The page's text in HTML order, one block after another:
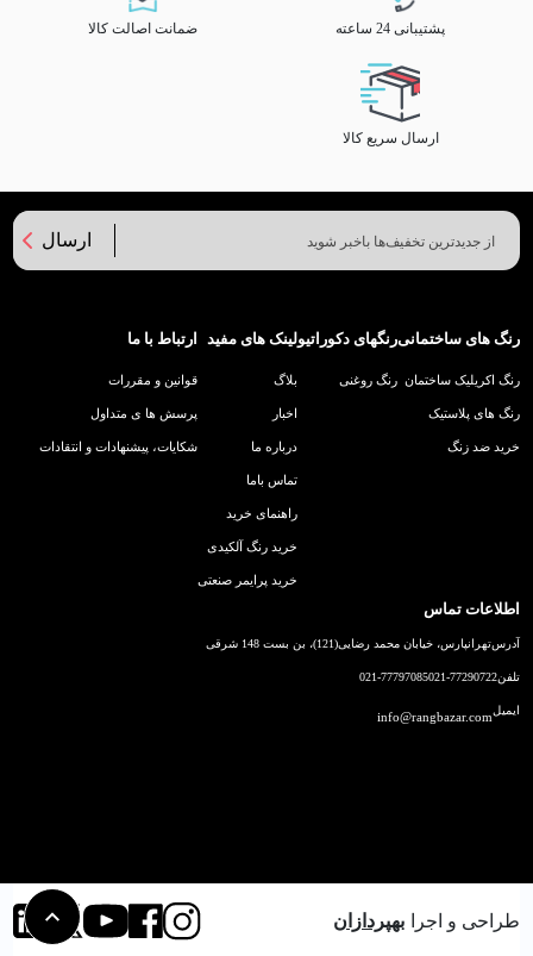
پشتیبانی 24 ساعته ضمانت اصالت کالا
ارسال سریع کالا
ارسال
رنگ های ساختمانی
رنگ اکریلیک ساختمان
رنگ های پلاستیک
خرید ضد زنگ
رنگهای دکوراتیو
رنگ روغنی
لینک های مفید
بلاگ
اخبار
درباره ما
تماس باما
راهنمای خرید
خرید رنگ آلکیدی
خرید پرایمر صنعتی
ارتباط با ما
قوانین و مقررات
پرسش ها ی متداول
شکایات، پیشنهادات و انتقادات
اطلاعات تماس
آدرستهرانپارس، خیابان محمد رضایی(121)، بن بست 148 شرقی
تلفن021-77290722
021-77797085
ایمیلinfo@rangbazar.com
طراحی و اجرا بهپردازان